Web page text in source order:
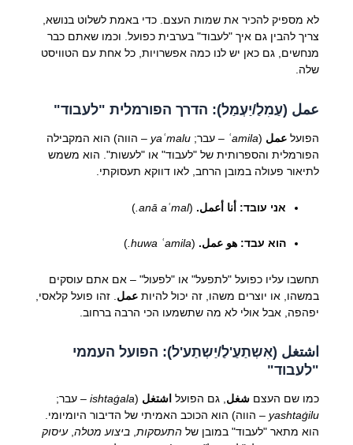
לא מספיק להכיר את שמות העצם. כדי באמת לשלוט בנושא,
צריך להבין גם איך "לעבוד" בערבית כפועל. וכמו שאתם כבר
מנחשים, גם כאן יש לנו כמה אפשרויות, כל אחת עם הטוויסט
שלה.
عمل (עַמִלַ/יַעְמַל): הדרך הפורמלית "לעבוד"
הפועל عمل (
ʿamila – עבר; yaʿmalu– הווה) הוא המקבילה
הפורמלית והספרותית של "לעבוד" או "לעשות". הוא משמש
לתיאור פעולה במובן הרחב, לאו דווקא תעסוקתי.
אני עובד: أنا أعمل. (
anā aʿmal.
)
הוא עבד: هو عمل. (
huwa ʿamila.
)
תחשבו עליו כפועל "לתפעל" או "לפעול" – אם אתם עוסקים
במשהו, או יוצרים משהו, זה יכול להיות عمل . זהו פועל קלאסי,
יפהפה, אבל אולי לא מה שתשמעו הכי הרבה ברחוב.
اشتغل (אִשְתַעַ'לַ/יַשְתַע'ל): הפועל העממי
"לעבוד"
כמו שם העצם شغل, גם הפועל اشتغل (
ishtaġala– עבר;
yashtaġilu– הווה) הוא הכוכב האמיתי של הדיבור היומיומי.
הוא מתאר "לעבוד" במובן של התעסקות, ביצוע מטלה,עיסוק